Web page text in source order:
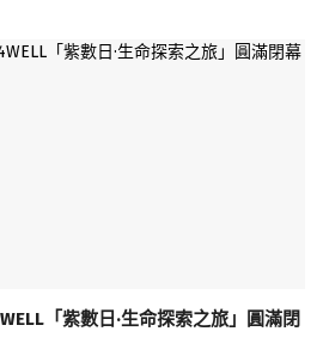
「紫數日·生命探索之旅」圓滿閉